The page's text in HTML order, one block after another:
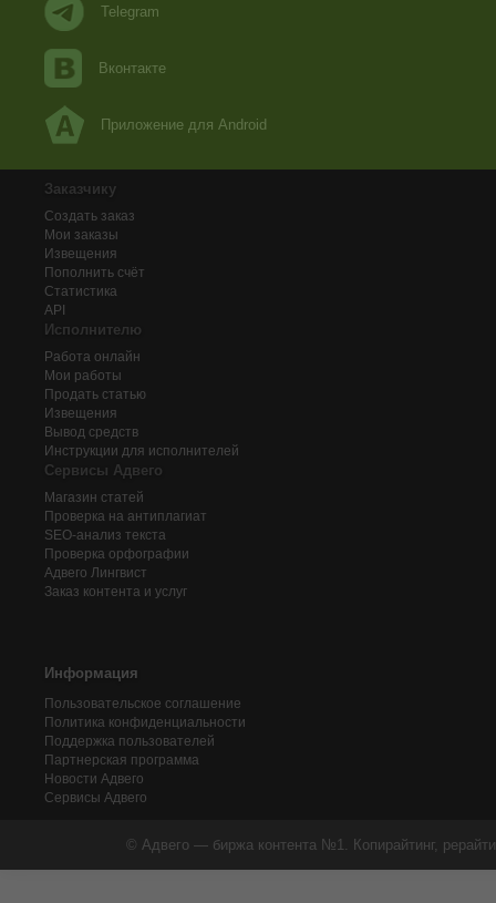
Telegram
Вконтакте
Приложение для Android
Заказчику
Создать заказ
Мои заказы
Извещения
Пополнить счёт
Статистика
API
Исполнителю
Работа онлайн
Мои работы
Продать статью
Извещения
Вывод средств
Инструкции для исполнителей
Сервисы Адвего
Магазин статей
Проверка на антиплагиат
SEO-анализ текста
Проверка орфографии
Адвего Лингвист
Заказ контента и услуг
Информация
Пользовательское соглашение
Политика конфиденциальности
Поддержка пользователей
Партнерская программа
Новости Адвего
Сервисы Адвего
© Адвего — биржа контента №1. Копирайтинг,